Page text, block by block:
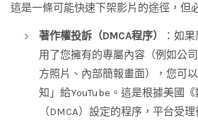
這是一條可能快速下架影片的途徑，但
著作權投訴（DMCA程序）
：如
用了您擁有的專屬內容（例如公
方照片、內部簡報畫面），您可
知」給YouTube。這是根據美國《
（DMCA）設定的程序，平台受